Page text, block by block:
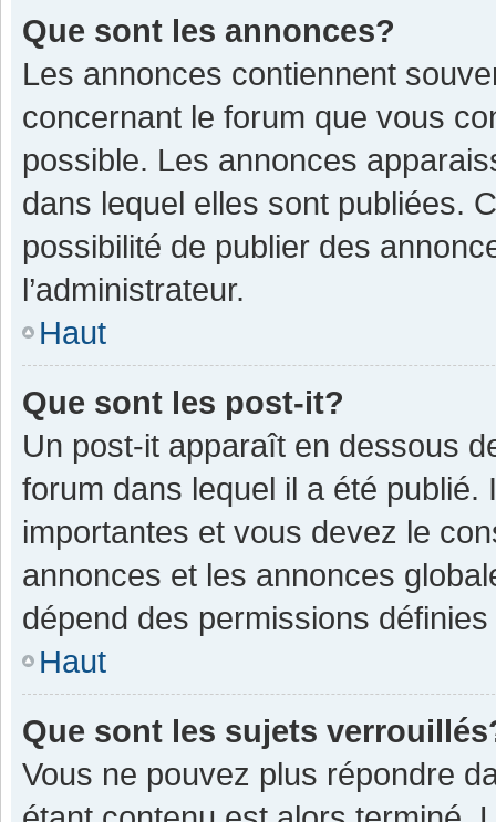
Que sont les annonces?
Les annonces contiennent
concernant le forum que vous
possible. Les annonces
dans lequel elles sont publiées.
possibilité de publier des
l’administrateur.
Haut
Que sont les post-it?
Un post-it apparaît en dessous
forum dans lequel il a été
importantes et vous devez le
annonces et les annonces
dépend des permissions définies
Haut
Que sont les sujets
Vous ne pouvez plus répondre